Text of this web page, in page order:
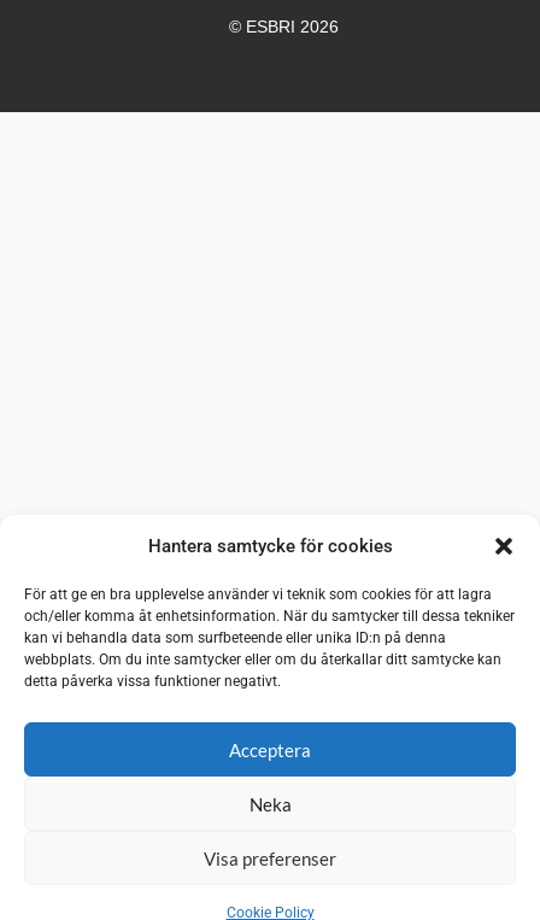
Hantera samtycke för cookies
För att ge en bra upplevelse använder vi teknik som cookies för att lagra
och/eller komma åt enhetsinformation. När du samtycker till dessa tekniker
kan vi behandla data som surfbeteende eller unika ID:n på denna
webbplats. Om du inte samtycker eller om du återkallar ditt samtycke kan
detta påverka vissa funktioner negativt.
Acceptera
Neka
Visa preferenser
Cookie Policy
© ESBRI 2026